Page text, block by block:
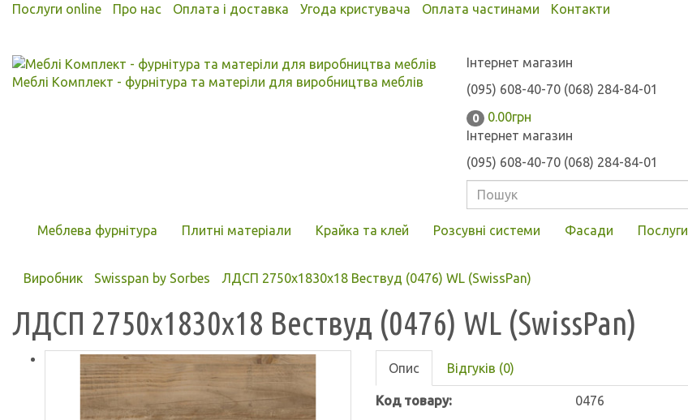
Послуги online Про нас Оплата і доставка Угода кристувача Оплата частинами
Контакти
Меблі Комплект - фурнітура та матеріли для виробництва меблів
Інтернет магазин
(095) 608-40-70 (068) 284-84-01
0
0.00грн
Інтернет магазин
(095) 608-40-70 (068) 284-84-01
Меблева фурнітура Плитні матеріали Крайка та клей Розсувні системи Фасади Послуги
Виробник Swisspan by Sorbes ЛДСП 2750x1830x18 Вествуд (0476) WL (SwissPan)
ЛДСП 2750x1830x18 Вествуд (0476) WL (SwissPan)
Опис Відгуків (0)
Код товару:
0476